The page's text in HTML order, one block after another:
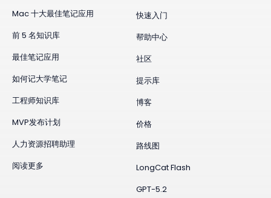
Mac 十大最佳笔记应用
前 5 名知识库
最佳笔记应用
如何记大学笔记
工程师知识库
MVP发布计划
人力资源招聘助理
阅读更多
快速入门
帮助中心
社区
提示库
博客
价格
路线图
LongCat Flash
GPT-5.2